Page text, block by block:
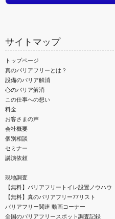
サイトマップ
トップページ
真のバリアフリーとは？
設備のバリア解消
心のバリア解消
この仕事への想い
料金
お客さまの声
会社概要
個別相談
セミナー
講演依頼
現地調査
【無料】バリアフリートイレ設置ノウハウ
【無料】真のバリアフリー77リスト
バリアフリー関連 動画コーナー
全国のバリアフリースポット調査記録